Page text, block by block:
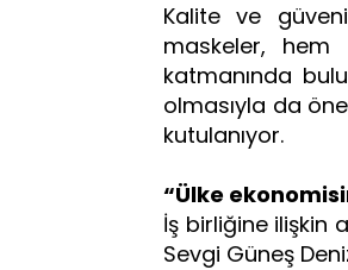
Kalite ve
maskeler, hem
katmanında
olmasıyla da
kutulanıyor.
“Ülke
İş birliğine ilişkin
Sevgi Güneş